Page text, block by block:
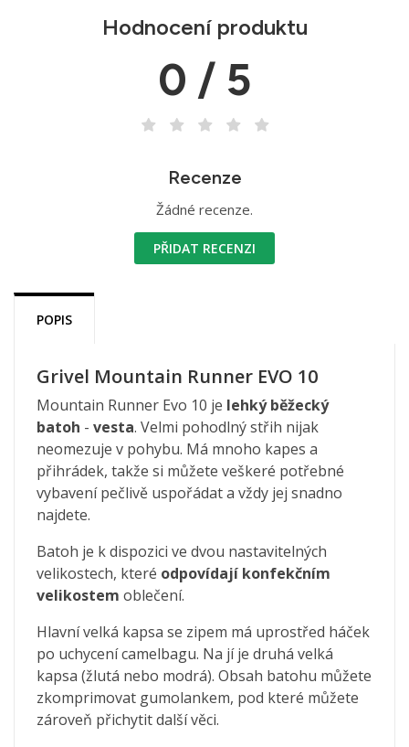
Hodnocení produktu
0 / 5
Recenze
Žádné recenze.
PŘIDAT RECENZI
POPIS
Grivel Mountain Runner EVO 10
Mountain Runner Evo 10 je lehký běžecký
batoh - vesta. Velmi pohodlný střih nijak
neomezuje v pohybu. Má mnoho kapes a
přihrádek, takže si můžete veškeré potřebné
vybavení pečlivě uspořádat a vždy jej snadno
najdete.
Batoh je k dispozici ve dvou nastavitelných
velikostech, které odpovídají konfekčním
velikostem oblečení.
Hlavní velká kapsa se zipem má uprostřed háček
po uchycení camelbagu. Na jí je druhá velká
kapsa (žlutá nebo modrá). Obsah batohu můžete
zkomprimovat gumolankem, pod které můžete
zároveň přichytit další věci.